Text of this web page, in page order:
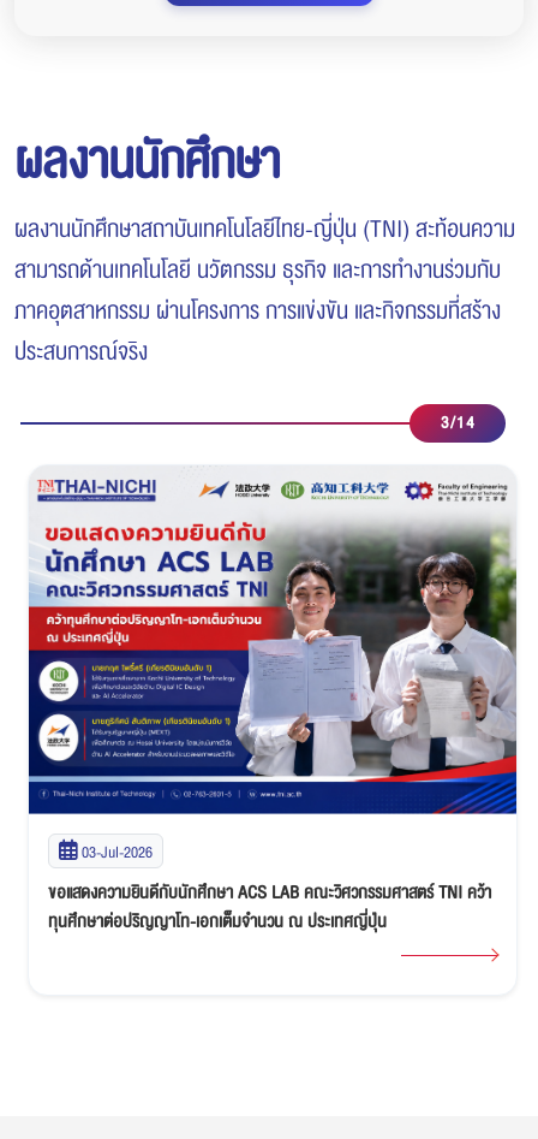
ผลงานนักศึกษา
ผลงานนักศึกษาสถาบันเทคโนโลยีไทย-ญี่ปุ่น (TNI) สะท้อนความ
สามารถด้านเทคโนโลยี นวัตกรรม ธุรกิจ และการทำงานร่วมกับ
ภาคอุตสาหกรรม ผ่านโครงการ การแข่งขัน และกิจกรรมที่สร้าง
ประสบการณ์จริง
03-Jul-2026
ขอแสดงความยินดีกับนักศึกษา ACS LAB คณะวิศวกรรมศาสตร์ TNI คว้า
ทุนศึกษาต่อปริญญาโท-เอกเต็มจำนวน ณ ประเทศญี่ปุ่น
3/14